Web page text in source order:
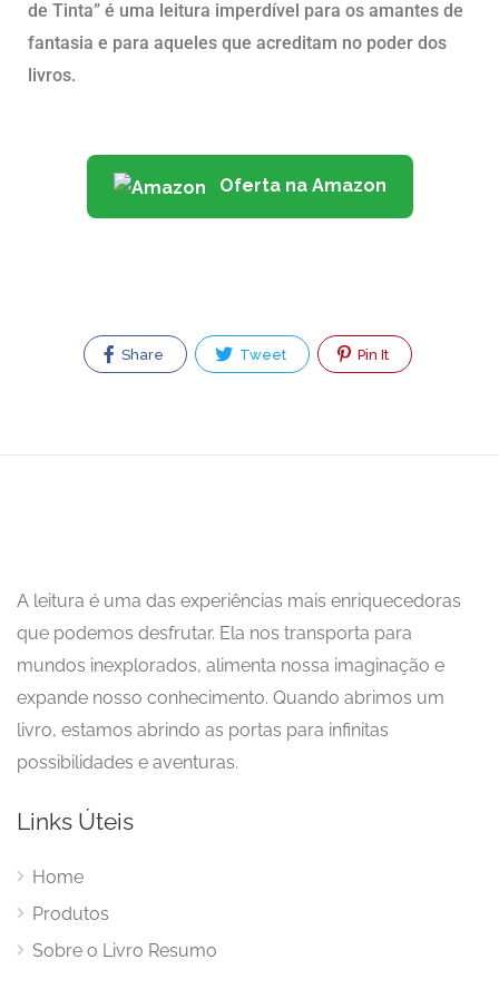
de Tinta” é uma leitura imperdível para os amantes de
fantasia e para aqueles que acreditam no poder dos
livros.
Oferta na Amazon
Share Tweet Pin It
A leitura é uma das experiências mais enriquecedoras
que podemos desfrutar. Ela nos transporta para
mundos inexplorados, alimenta nossa imaginação e
expande nosso conhecimento. Quando abrimos um
livro, estamos abrindo as portas para infinitas
possibilidades e aventuras.
Links Úteis
Home
Produtos
Sobre o Livro Resumo